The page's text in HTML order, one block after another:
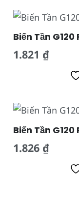
Biến Tần G120
1.821 ₫
Biến Tần G120
1.826 ₫